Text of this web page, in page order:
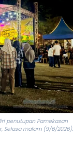
penutupan Pamekasan
Selasa malam (9/6/2026).